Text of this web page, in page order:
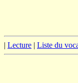
| Lecture | Liste du